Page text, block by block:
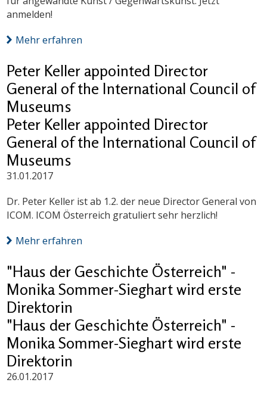
anmelden!
Mehr erfahren
Peter Keller appointed Director
General of the International Council of
Museums
Peter Keller appointed Director
General of the International Council of
Museums
31.01.2017
Dr. Peter Keller ist ab 1.2. der neue Director General von
ICOM. ICOM Österreich gratuliert sehr herzlich!
Mehr erfahren
"Haus der Geschichte Österreich" -
Monika Sommer-Sieghart wird erste
Direktorin
"Haus der Geschichte Österreich" -
Monika Sommer-Sieghart wird erste
Direktorin
26.01.2017